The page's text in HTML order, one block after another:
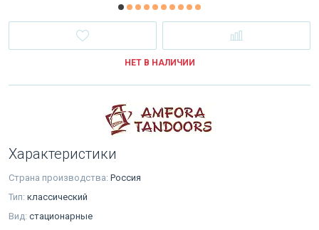
НЕТ В НАЛИЧИИ
Характеристики
Страна производства: Россия
Тип: классический
Вид: стационарные